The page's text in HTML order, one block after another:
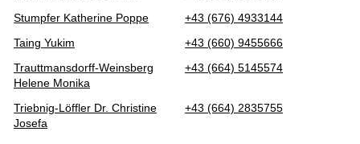
Stumpfer Katherine Poppe
+43 (676) 4933144
Taing Yukim
+43 (660) 9455666
Trauttmansdorff-Weinsberg
Helene Monika
+43 (664) 5145574
Triebnig-Löffler Dr. Christine
Josefa
+43 (664) 2835755